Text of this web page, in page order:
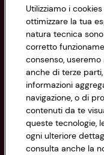
Informazioni
Privacy Policy
Cookie Policy
Impostazioni
Accessibilità
CONAD SOCIETÀ
Via Michelino, 59 |
Codice Fiscale e
di Bologna
PARTITA IVA
Utilizziamo i
ottimizzare la tua
natura tecnica
corretto
consenso,
anche di terze
informazioni
navigazione, o di
contenuti da te
queste tecnologie,
ogni ulteriore
consulta anche la